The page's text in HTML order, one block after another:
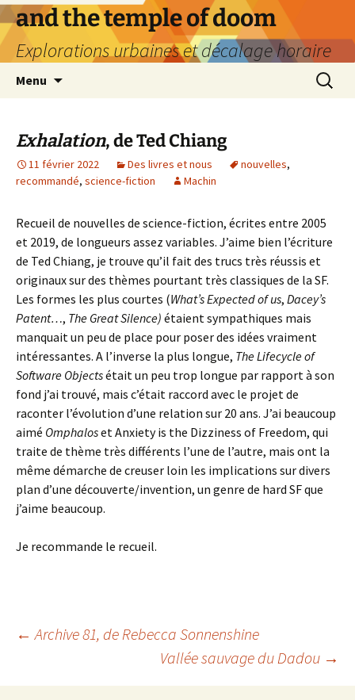
Aller
au
contenu
and the temple of doom
Explorations urbaines et décalage horaire
Menu
Exhalation, de Ted Chiang
11 février 2022 Des livres et nous nouvelles,
recommandé, science-fiction Machin
Recueil de nouvelles de science-fiction, écrites entre 2005
et 2019, de longueurs assez variables. J’aime bien l’écriture
de Ted Chiang, je trouve qu’il fait des trucs très réussis et
originaux sur des thèmes pourtant très classiques de la SF.
Les formes les plus courtes (What’s Expected of us, Dacey’s
Patent…, The Great Silence) étaient sympathiques mais
manquait un peu de place pour poser des idées vraiment
intéressantes. A l’inverse la plus longue, The Lifecycle of
Software Objectsétait un peu trop longue par rapport à son
fond j’ai trouvé, mais c’était raccord avec le projet de
raconter l’évolution d’une relation sur 20 ans. J’ai beaucoup
aimé Omphaloset Anxiety is the Dizziness of Freedom, qui
traite de thème très différents l’une de l’autre, mais ont la
même démarche de creuser loin les implications sur divers
plan d’une découverte/invention, un genre de hard SF que
j’aime beaucoup.
Je recommande le recueil.
Navigation
← Archive 81, de Rebecca Sonnenshine
Vallée sauvage du Dadou →